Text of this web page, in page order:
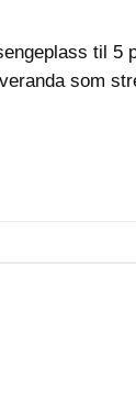
til
som